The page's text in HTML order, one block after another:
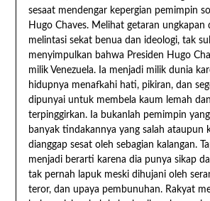
sesaat mendengar kepergian pemimpin
Hugo Chaves. Melihat getaran ungkapan
melintasi sekat benua dan ideologi, tak
menyimpulkan bahwa Presiden Hugo
milik Venezuela. Ia menjadi milik dunia
hidupnya menafkahi hati, pikiran, dan
dipunyai untuk membela kaum lemah
terpinggirkan. Ia bukanlah pemimpin
banyak tindakannya yang salah ataupun
dianggap sesat oleh sebagian kalangan.
menjadi berarti karena dia punya sikap
tak pernah lapuk meski dihujani oleh
teror, dan upaya pembunuhan. Rakyat